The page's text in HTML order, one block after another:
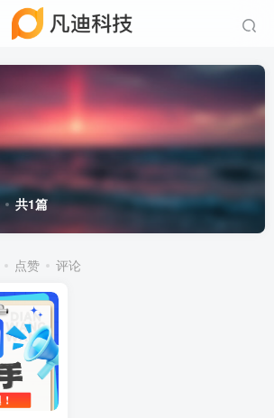
共1篇
点赞 评论